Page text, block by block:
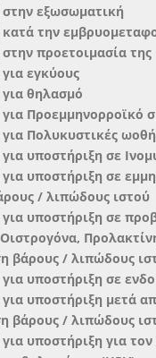
εξωσωματική
την
προετοιμασία της
εγκύους
θηλασμό
Προεμμηνορροϊκό
Πολυκυστικές
υποστήριξη σε
υποστήριξη σε
/ λιπώδους ιστού
υποστήριξη σε
βάρους / λιπώδους
υποστήριξη σε
υποστήριξη μετά
βάρους / λιπώδους
υποστήριξη για